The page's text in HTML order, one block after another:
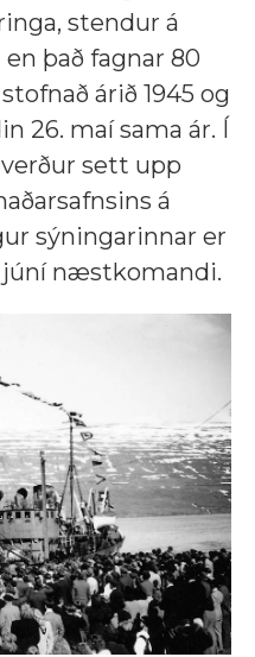
stendur á
það fagnar 80
árið 1945 og
26. maí sama ár. Í
sett upp
á
sýningarinnar er
júní næstkomandi.